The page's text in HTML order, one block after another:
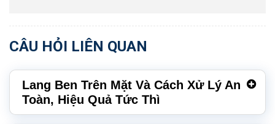
CÂU HỎI LIÊN QUAN
Lang Ben Trên Mặt Và Cách Xử Lý An
Toàn, Hiệu Quả Tức Thì